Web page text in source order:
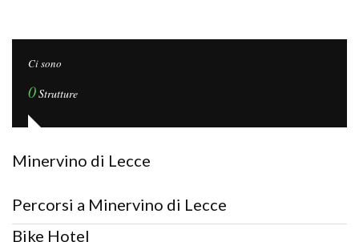
Ci sono
0Strutture
Minervino di Lecce
Percorsi a Minervino di Lecce
Bike Hotel